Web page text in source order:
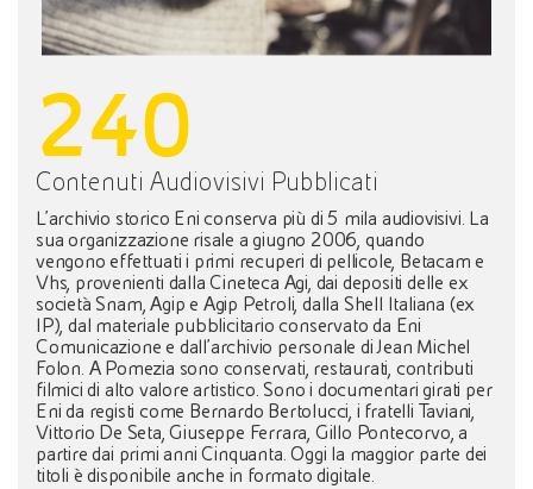
240
Contenuti Audiovisivi Pubblicati
L'archivio storico Eni conserva più di 5 mila audiovisivi. La
sua organizzazione risale a giugno 2006, quando
vengono effettuati i primi recuperi di pellicole, Betacam e
Vhs, provenienti dalla Cineteca Agi, dai depositi delle ex
società Snam, Agip e Agip Petroli, dalla Shell Italiana (ex
IP), dal materiale pubblicitario conservato da Eni
Comunicazione e dall'archivio personale di Jean Michel
Folon. A Pomezia sono conservati, restaurati, contributi
filmici di alto valore artistico. Sono i documentari girati per
Eni da registi come Bernardo Bertolucci, i fratelli Taviani,
Vittorio De Seta, Giuseppe Ferrara, Gillo Pontecorvo, a
partire dai primi anni Cinquanta. Oggi la maggior parte dei
titoli è disponibile anche in formato digitale.